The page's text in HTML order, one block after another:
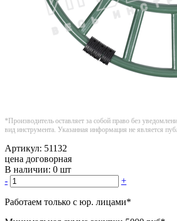
*Производитель оставляет за собой право без
вид инструмента. Указанная информация не является
Артикул: 51132
цена договорная
В наличии: 0 шт
-
+
Работаем только с юр. лицами*